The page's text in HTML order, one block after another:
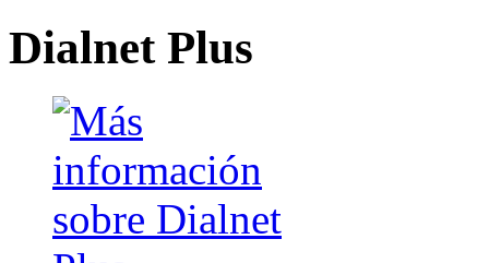
Dialnet Plus